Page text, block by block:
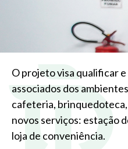
O projeto visa qualificar
associados dos
cafeteria,
novos serviços: estação
loja de conveniência.